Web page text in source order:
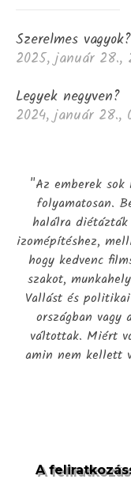
Szerelmes vagyok?
2025, január 28.,
Legyek negyven?
2024, január 28.,
"Az emberek
folyamatosan.
halálra
izomépítéshez,
hogy kedvenc
szakot,
Vallást és
országban
váltottak. Miért
amin nem kellett
A